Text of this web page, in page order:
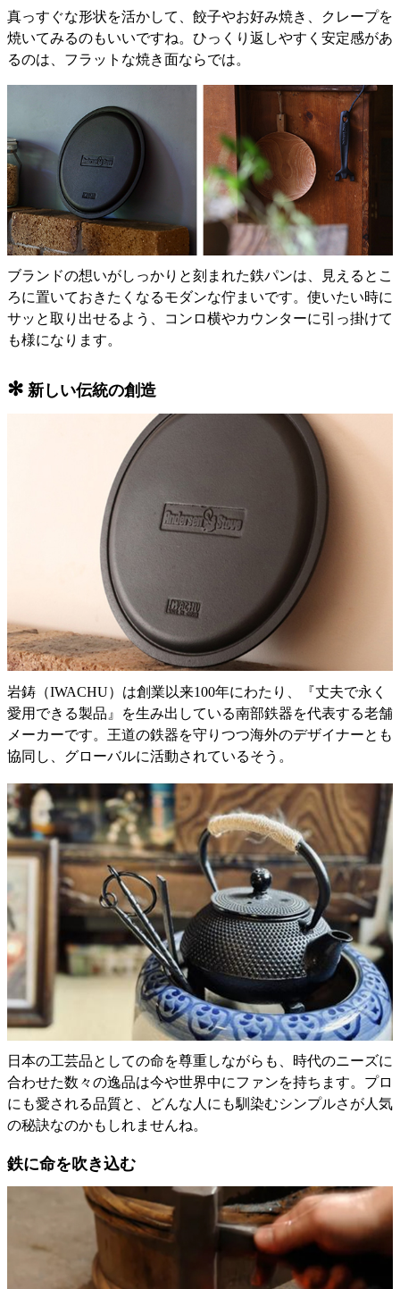
真っすぐな形状を活かして、餃子やお好み焼き、クレープを
焼いてみるのもいいですね。ひっくり返しやすく安定感があ
るのは、フラットな焼き面ならでは。
ブランドの想いがしっかりと刻まれた鉄パンは、見えるとこ
ろに置いておきたくなるモダンな佇まいです。使いたい時に
サッと取り出せるよう、コンロ横やカウンターに引っ掛けて
も様になります。
✻ 新しい伝統の創造
岩鋳（IWACHU）は創業以来100年にわたり、『丈夫で永く
愛用できる製品』を生み出している南部鉄器を代表する老舗
メーカーです。王道の鉄器を守りつつ海外のデザイナーとも
協同し、グローバルに活動されているそう。
日本の工芸品としての命を尊重しながらも、時代のニーズに
合わせた数々の逸品は今や世界中にファンを持ちます。プロ
にも愛される品質と、どんな人にも馴染むシンプルさが人気
の秘訣なのかもしれませんね。
鉄に命を吹き込む